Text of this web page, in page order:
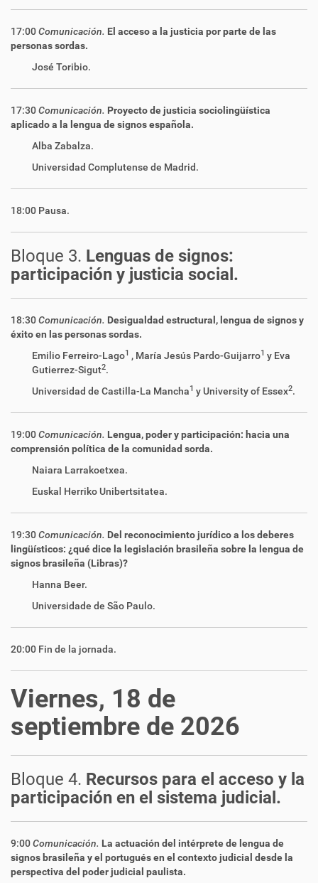
17:00Comunicación. El acceso a la justicia por parte de las
personas sordas.
José Toribio.
17:30Comunicación. Proyecto de justicia sociolingüística
aplicado a la lengua de signos española.
Alba Zabalza.
Universidad Complutense de Madrid.
18:00 Pausa.
Bloque 3. Lenguas de signos:
participación y justicia social.
18:30Comunicación. Desigualdad estructural, lengua de signos y
éxito en las personas sordas.
Emilio Ferreiro-Lago1 , María Jesús Pardo-Guijarro1 y Eva
Gutierrez-Sigut2.
Universidad de Castilla-La Mancha1 y University of Essex2.
19:00Comunicación. Lengua, poder y participación: hacia una
comprensión política de la comunidad sorda.
Naiara Larrakoetxea.
Euskal Herriko Unibertsitatea.
19:30Comunicación. Del reconocimiento jurídico a los deberes
lingüísticos: ¿qué dice la legislación brasileña sobre la lengua de
signos brasileña (Libras)?
Hanna Beer.
Universidade de São Paulo.
20:00 Fin de la jornada.
Viernes, 18 de
septiembre de 2026
Bloque 4. Recursos para el acceso y la
participación en el sistema judicial.
9:00Comunicación. La actuación del intérprete de lengua de
signos brasileña y el portugués en el contexto judicial desde la
perspectiva del poder judicial paulista.